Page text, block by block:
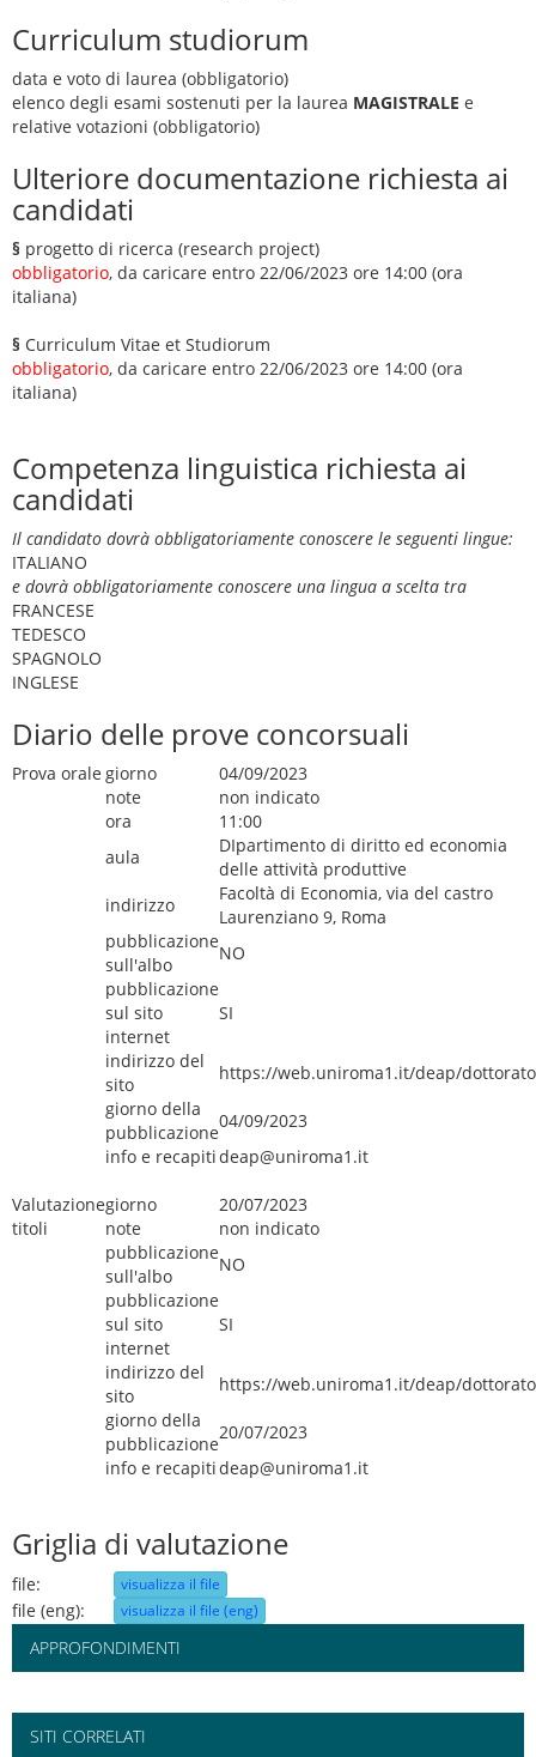
Curriculum studiorum
data e voto di laurea (obbligatorio)
elenco degli esami sostenuti per la laurea MAGISTRALE e
relative votazioni (obbligatorio)
Ulteriore documentazione richiesta ai
candidati
§ progetto di ricerca (research project)
obbligatorio, da caricare entro 22/06/2023 ore 14:00 (ora
italiana)
§ Curriculum Vitae et Studiorum
obbligatorio, da caricare entro 22/06/2023 ore 14:00 (ora
italiana)
Competenza linguistica richiesta ai
candidati
Il candidato dovrà obbligatoriamente conoscere le seguenti lingue:
ITALIANO
e dovrà obbligatoriamente conoscere una lingua a scelta tra
FRANCESE
TEDESCO
SPAGNOLO
INGLESE
Diario delle prove concorsuali
Prova orale giorno
04/09/2023
note
non indicato
ora
11:00
aula
DIpartimento di diritto ed economia
delle attività produttive
indirizzo
Facoltà di Economia, via del castro
Laurenziano 9, Roma
pubblicazione
sull'albo
NO
pubblicazione
sul sito
internet
SI
indirizzo del
sito
https://web.uniroma1.it/deap/dottorato
giorno della
pubblicazione
04/09/2023
info e recapitideap@uniroma1.it
Valutazione
titoli
giorno
20/07/2023
note
non indicato
pubblicazione
sull'albo
NO
pubblicazione
sul sito
internet
SI
indirizzo del
sito
https://web.uniroma1.it/deap/dottorato
giorno della
pubblicazione
20/07/2023
info e recapitideap@uniroma1.it
Griglia di valutazione
file: visualizza il file
file (eng): visualizza il file (eng)
APPROFONDIMENTI
SITI CORRELATI